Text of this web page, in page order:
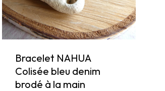
Bracelet NAHUA
Colisée bleu denim
brodé à la main